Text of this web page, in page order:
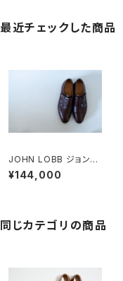
最近チェックした商品
JOHN LOBB ジョンロ
ブ WILLIAM ウィリアム
6E
¥144,000
同じカテゴリの商品